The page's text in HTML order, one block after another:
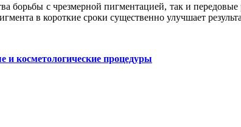
борьбы с чрезмерной пигментацией, так и
в короткие сроки существенно улучшает
и косметологические процедуры